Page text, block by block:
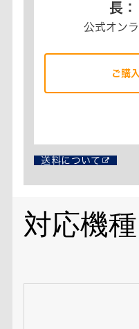
長
公式オン
ご購
送料について
対応機種